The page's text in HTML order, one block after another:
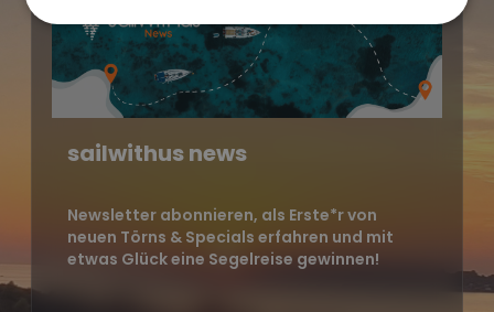
sailwithus news
Newsletter abonnieren, als Erste*r von
neuen Törns & Specials erfahren und mit
etwas Glück eine Segelreise gewinnen!